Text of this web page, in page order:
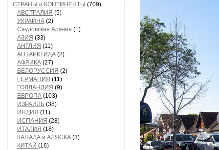
СТРАНЫ и КОНТИНЕНТЫ (709)
АВСТРАЛИЯ (5)
УКРАИНА (2)
Саудовская Аравия (1)
АЗИЯ (33)
АНГЛИЯ (11)
АНТАРКТИДА (2)
АФРИКА (27)
БЕЛОРУССИЯ (2)
ГЕРМАНИЯ (11)
ГОЛЛАНДИЯ (9)
ЕВРОПА (103)
ИЗРАИЛЬ (38)
ИНДИЯ (11)
ИСПАНИЯ (28)
ИТАЛИЯ (18)
КАНАДА и АЛЯСКА (3)
КИТАЙ (16)